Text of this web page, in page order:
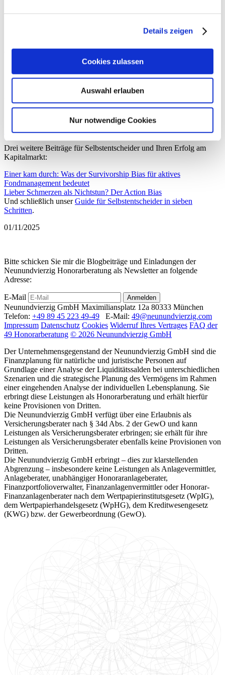
Details zeigen
Cookies zulassen
Auswahl erlauben
Nur notwendige Cookies
beispielsweise 2021 unseren Gesamtjahresumsatz mal eben um satte
oder in aktiven Fonds – Ihrem Vermögen zuliebe stets kritisch
hinterfragen und am besten ablehnen bzw. entsprechende Produkte
Stefan Heringer
P.S.: Ich freue mich auf Rückmeldungen unter:
nachdenken@neunundvierzig.com
Drei weitere Beiträge für Selbstentscheider und Ihren Erfolg am
Kapitalmarkt:
Einer kam durch: Was der Survivorship Bias für aktives
Fondmanagement bedeutet
Lieber Schmerzen als Nichtstun? Der Action Bias
Und schließlich unserGuide für Selbstentscheider in sieben
Schritten.
01/11/2025
Bitte schicken Sie mir die Blogbeiträge und Einladungen der
Neunundvierzig Honorarberatung als Newsletter an folgende
Adresse:
E-Mail Anmelden
Neunundvierzig GmbH Maximiliansplatz 12a 80333 München
Telefon: +49 89 45 223 49-49 E-Mail: 49@neunundvierzig.com
Impressum Datenschutz Cookies Widerruf Ihres Vertrages FAQ der
49 Honorarberatung © 2026 Neunundvierzig GmbH
Der Unternehmensgegenstand der Neunundvierzig GmbH sind die
Finanzplanung für natürliche und juristische Personen auf
Grundlage einer Analyse der Liquiditätssalden bei unterschiedlichen
Szenarien und die strategische Planung des Vermögens im Rahmen
einer eingehenden Analyse der individuellen Lebensplanung. Sie
erbringt diese Leistungen als Honorarberatung und erhält hierfür
keine Provisionen von Dritten.
Die Neunundvierzig GmbH verfügt über eine Erlaubnis als
Versicherungsberater nach § 34d Abs. 2 der GewO und kann
Leistungen als Versicherungsberater erbringen; sie erhält für ihre
Leistungen als Versicherungsberater ebenfalls keine Provisionen von
Dritten.
Die Neunundvierzig GmbH erbringt – dies zur klarstellenden
Abgrenzung – insbesondere keine Leistungen als Anlagevermittler,
Anlageberater, unabhängiger Honoraranlageberater,
Finanzportfolioverwalter, Finanzanlagenvermittler oder Honorar-
Finanzanlagenberater nach dem Wertpapierinstitutsgesetz (WpIG),
dem Wertpapierhandelsgesetz (WpHG), dem Kreditwesengesetz
(KWG) bzw. der Gewerbeordnung (GewO).